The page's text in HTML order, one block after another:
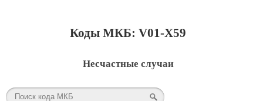
Коды МКБ: V01-X59
Несчастные случаи